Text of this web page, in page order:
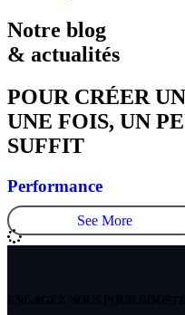
Notre blog
& actualités
POUR CRÉER
UNE FOIS, UN
SUFFIT
Performance
See More